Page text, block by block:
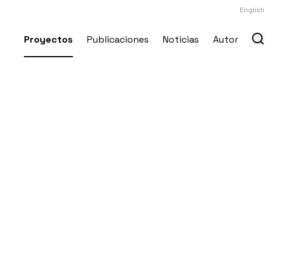
English
Proyectos Publicaciones Noticias Autor